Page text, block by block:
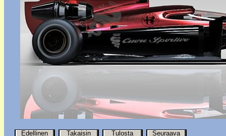
Edellinen Takaisin Tulosta Seuraava